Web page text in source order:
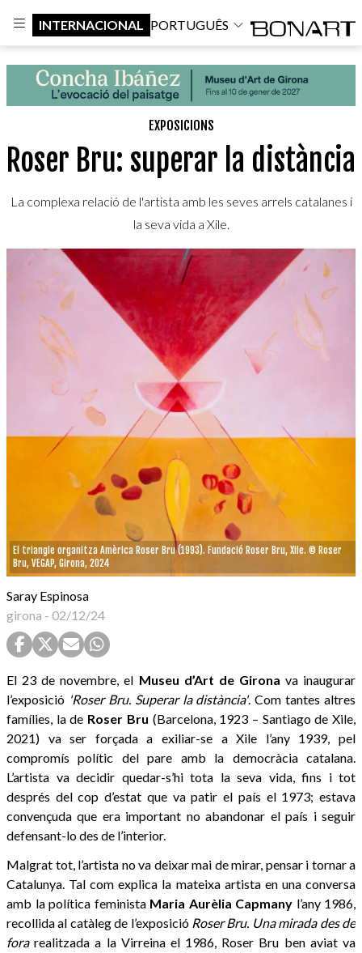
INTERNACIONAL PORTUGUÊS
EXPOSICIONS
Roser Bru: superar la distància
La complexa relació de l'artista amb les seves arrels catalanes i
la seva vida a Xile.
El triangle organitza Amèrica Roser Bru (1993). Fundació Roser Bru, Xile. © Roser
Bru, VEGAP, Girona, 2024
Saray Espinosa
girona - 02/12/24
El 23 de novembre, el Museu d’Art de Girona va inaugurar
l’exposició 'Roser Bru. Superar la distància'. Com tantes altres
famílies, la de Roser Bru (Barcelona, 1923 – Santiago de Xile,
2021) va ser forçada a exiliar-se a Xile l’any 1939, pel
compromís polític del pare amb la democràcia catalana.
L’artista va decidir quedar-s’hi tota la seva vida, fins i tot
després del cop d’estat que va patir el país el 1973; estava
convençuda que era important no abandonar el país i seguir
defensant-lo des de l’interior.
Malgrat tot, l’artista no va deixar mai de mirar, pensar i tornar a
Catalunya. Tal com explica la mateixa artista en una conversa
amb la política feminista Maria Aurèlia Capmany l’any 1986,
recollida al catàleg de l’exposició Roser Bru. Una mirada des de
forarealitzada a la Virreina el 1986, Roser Bru ben aviat va